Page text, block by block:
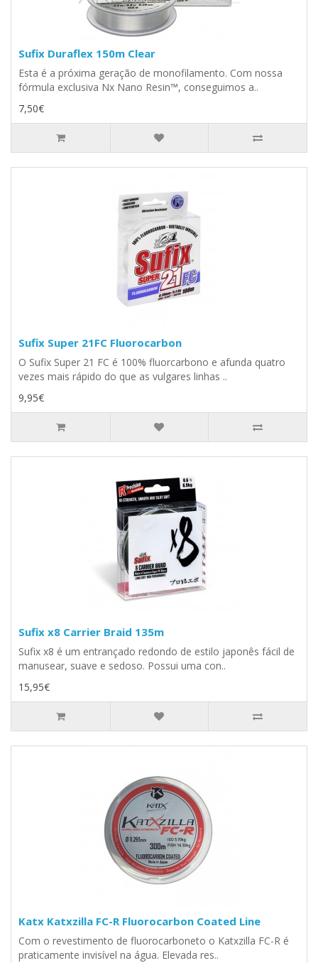
Sufix Duraflex 150m Clear
Esta é a próxima geração de monofilamento. Com nossa
fórmula exclusiva Nx Nano Resin™, conseguimos a..
7,50€
Sufix Super 21FC Fluorocarbon
O Sufix Super 21 FC é 100% fluorcarbono e afunda quatro
vezes mais rápido do que as vulgares linhas ..
9,95€
Sufix x8 Carrier Braid 135m
Sufix x8 é um entrançado redondo de estilo japonês fácil de
manusear, suave e sedoso. Possui uma con..
15,95€
Katx Katxzilla FC-R Fluorocarbon Coated Line
Com o revestimento de fluorocarboneto o Katxzilla FC-R é
praticamente invisível na água. Elevada res..